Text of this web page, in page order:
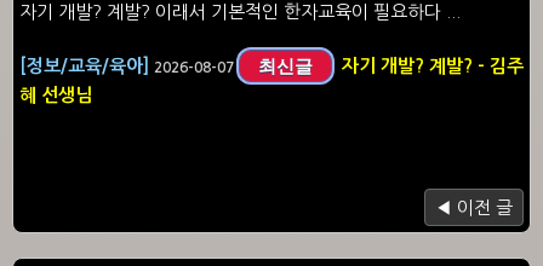
자기 개발? 계발? 이래서 기본적인 한자교육이 필요하다 ...
[정보/교육/육아] 2026-08-07 최신글
자기 개발? 계발? - 김주
혜 선생님
◀ 이전 글